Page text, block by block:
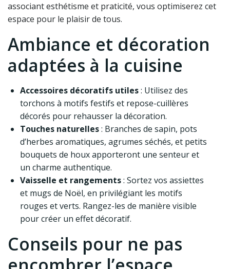
associant esthétisme et praticité, vous optimiserez cet
espace pour le plaisir de tous.
Ambiance et décoration
adaptées à la cuisine
Accessoires décoratifs utiles: Utilisez des
torchons à motifs festifs et repose-cuillères
décorés pour rehausser la décoration.
Touches naturelles: Branches de sapin, pots
d’herbes aromatiques, agrumes séchés, et petits
bouquets de houx apporteront une senteur et
un charme authentique.
Vaisselle et rangements: Sortez vos assiettes
et mugs de Noël, en privilégiant les motifs
rouges et verts. Rangez-les de manière visible
pour créer un effet décoratif.
Conseils pour ne pas